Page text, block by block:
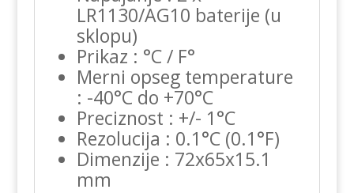
LR1130/AG10 baterije (u
sklopu)
Prikaz : °C / F°
Merni opseg temperature
: -40°C do +70°C
Preciznost : +/- 1°C
Rezolucija : 0.1°C (0.1°F)
Dimenzije : 72x65x15.1
mm